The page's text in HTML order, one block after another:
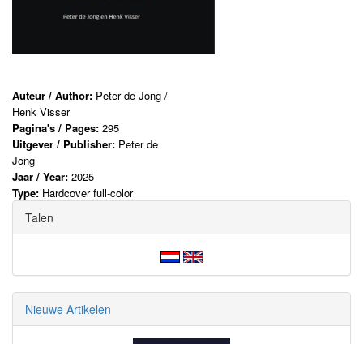
Auteur / Author: Peter de Jong /
Henk Visser
Pagina's / Pages: 295
Uitgever / Publisher: Peter de
Jong
Jaar / Year: 2025
Type: Hardcover full-color
Talen
Nieuwe Artikelen